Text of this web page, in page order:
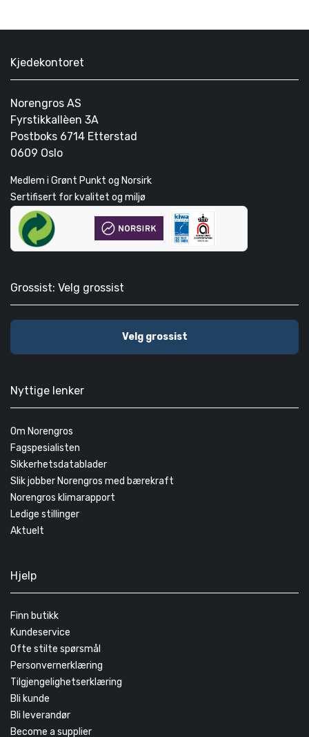
Kjedekontoret
Norengros AS
Fyrstikkallèen 3A
Postboks 6714 Etterstad
0609 Oslo
Medlem i Grønt Punkt og Norsirk
Sertifisert for kvalitet og miljø
Grossist: Velg grossist
Velg grossist
Nyttige lenker
Om Norengros
Fagspesialisten
Sikkerhetsdatablader
Slik jobber Norengros med bærekraft
Norengros klimarapport
Ledige stillinger
Aktuelt
Hjelp
Finn butikk
Kundeservice
Ofte stilte spørsmål
Personvernerklæring
Tilgjengelighetserklæring
Bli kunde
Bli leverandør
Become a supplier